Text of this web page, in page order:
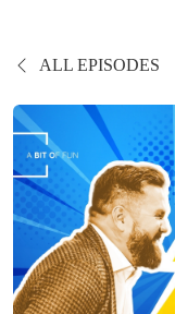
ALL EPISODES